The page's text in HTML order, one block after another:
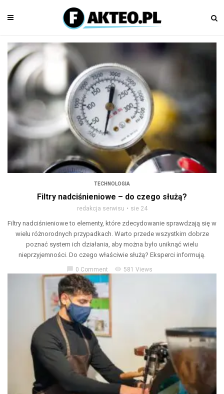
TECHNOLOGIA
Filtry nadciśnieniowe – do czego służą?
redakcja serwisu sie 24
Filtry nadciśnieniowe to elementy, które zdecydowanie sprawdzają się w
wielu różnorodnych przypadkach. Warto przede wszystkim dobrze
poznać system ich działania, aby można było uniknąć wielu
nieprzyjemności. Do czego właściwie służą? Eksperci informują.
chat_bubble 0 Comment visibility 581 Views